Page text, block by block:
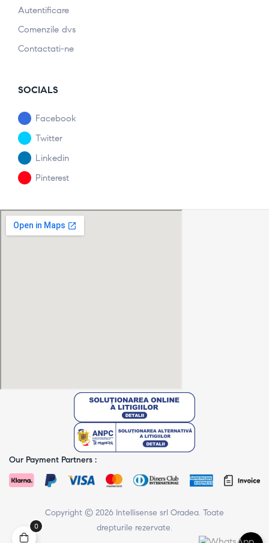
Autentificare
Comenzile dvs
Contactati-ne
SOCIALS
Facebook
Twitter
Linkedin
Pinterest
Our Payment Partners :
Copyright © 2026 Intellisense srl Oradea. Toate
drepturile rezervate.
0